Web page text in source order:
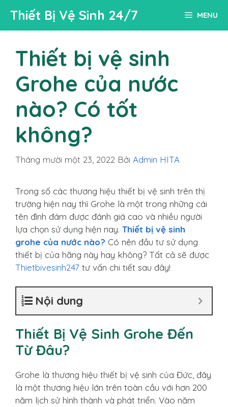
đến
nội
Thiết Bị Vệ Sinh 24/7 MENU
Thiết bị vệ sinh
Grohe của nước
nào? Có tốt
không?
Tháng mười một 23, 2022 Bởi Admin HITA
Trong số các thương hiệu thiết bị vệ sinh trên thị
trường hiện nay thì Grohe là một trong những cái
tên đình đám được đánh giá cao và nhiều người
lựa chọn sử dụng hiện nay. Thiết bị vệ sinh
grohe của nước nào? Có nên đầu tư sử dụng
thiết bị của hãng này hay không? Tất cả sẽ được
Thietbivesinh247 tư vấn chi tiết sau đây!
Nội dung
Thiết Bị Vệ Sinh Grohe Đến
Từ Đâu?
Grohe là thương hiệu thiết bị vệ sinh của Đức, đây
là một thương hiệu lớn trên toàn cầu với hơn 200
năm lịch sử hình thành và phát triển. Vào năm